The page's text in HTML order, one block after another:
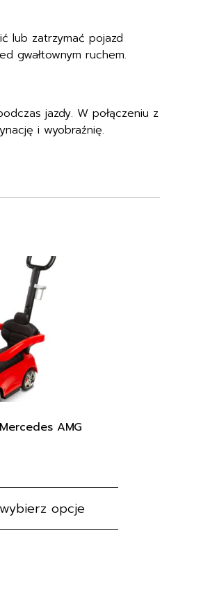
lub zatrzymać pojazd
gwałtownym ruchem.
jazdy. W połączeniu z
i wyobraźnię.
AMG
wybierz opcje